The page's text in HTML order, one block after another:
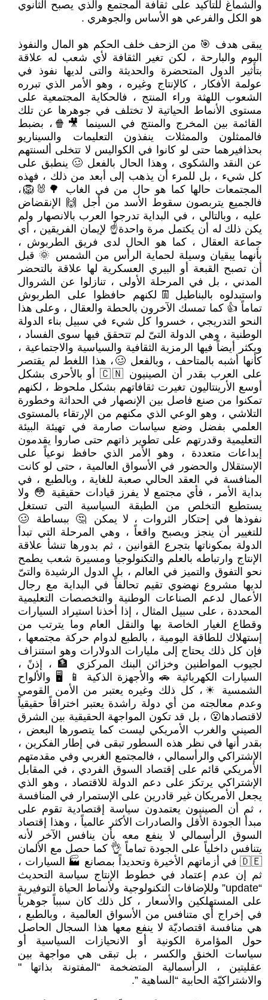
والشماغ للتأكيد على ثقافة المجتمع والذي يصبح الثانوي
هو الكل والفرعي هو الأساس والجوهري .
يبقى هدف 🎯 من الزحف خلف الحكم هو المال والنفوذ
اليوم والبارحة ، لكن تغير الثقافة لأي شعب له علاقة
بتأثير الدول المتحضرة والحديثة والتى لديها نفوذ في
عولمة الأفكار ، كالإنتاج وغيره ، وهو الأمر الذي تبرره
الشعوب اللهثة وراء المنتج ، فالحكاية المجتمعية على
مستوى الأنماط الحياتية لا تختلف في جوهرها عن تلك
القائمة بين المخرج والمنتج في السينما 🎥🍿، بضبط
فالممثلون والممثلات ينفذون التعليمات والسيناريو
بحذافيرهما حتى لو كانوا في الكواليس لا تتخلى ألسنتهم
عن النقد والشكوى ، وهذا الحال بالفعل 🥴 ينطبق على
كل شيء ، بل للمرء أن يذهب إلى أبعد من ذلك ، فهذه
المجتمعات حالها كما هو حال من في الغاب 🌳🐰🦁،
فالجميع يتربصون سقوط الأسد من أجل 🙌 الإنقضاض
عليه ، وبالتالي ، في البداية تدرجوا العرب بالانصهار ولم
يكن ذلك له أن يكتمل مرة واحدة☝ لإيمان الفريقين ، أي
جماعة العقال ، كما هو الحال لدى فريق الطربوش ،
بأنهما يبقيان وسيلة لحماية الرأس من الشمس 🌞 قبل
أن تصبح القبعة أو البيري العسكرية لها علاقة بالتحضر
المدني ، بل في المرحلة الأولى ، تنازلوا عن الشروال
واستبدلوه بالبناطيل👖لكنهم حافظوا على الطربوش
تماماً 👍 كما تمسك الآخرون بالحطة والعقال ، وعلى هذا
النحو التدريجي ، خسروا كل شيء في سبيل بناء الدولة
الوطنية ، وهي الدولة التىّ لم تتحقق فيها سوى الفساد ،
ويكثر أيضاً فيها الرمزية الثقافية والسياسية والاجتماعية ،
كأنها أشبه بالمتاحف ، وبالفعل 🥴، هذا اللغط لم يقتصر
على العرب بقدر أن الصينيون 🇨🇳 أو بالأحرى بشكل
أوسع الأرينتاليون تغيرت ثقافاتهم بشكل ملحوظ ، لكنهم
تمكنوا من صنع فاصل بين الإنصهار في الحداثة وخطورة
التلاشي ، وهو الوعي الذي مكنهم من الإرتقاء بالمستوى
العلمي بفضل وضع سياسات صارمة في تهيئة البيئة
التعليمية وقدرتهم على تطوير ذاتهم حتى صاروا يقدمون
إبداعات متعددة ، وهو الأمر الذي حافظ نوعياً على
الإستقلال والحضور في الأسواق العالمية ، حتى لو كانت
المنافسة في العقد الحالي صعبة للغاية ، وبالطبع ، في
بداية الأمر ، فأي مجتمع لا يفرز قيادات حقيقية 😳 ولا
يستطيع التخلص من الطبقة السياسية التى تستغل
نفوذها في إحتكار الثروات ، لا يمكن 🤔 ببساطة 🥴
للتغيير أن ينجز ويصبح واقعاً ، وهي المرحلة التي تبدأ
الدولة بمكوناتها بتجرع القوانين ، ثم بدورها تنشأ علاقة
الإنتاج وارتباطه بالعلم والتكنولوجيا ومسيرة شعب يطمح
نحو التفوق والتميز في العالم ، بل الدول الرشيدة والتىّ
لديها مشروع نهضوي تقيم تحالفاً في البداية مع رجال
الأعمال لدعم الصناعات الوطنية والتخصصات التعليمية
المحددة ، على سبيل المثال ، إذا أخذنا استيراد السيارات
وقطاع الغيار الخاصة بها والنقل العام وما يترتب من
إستهلاك للطاقة اليومية ، بالطبع لدوام حركة مجتمعها ،
فإن كل ذلك يحتاج إلى مليارات الدولارات وهو استنزاف
لجيوب المواطنين وخزائن البنك المركزي 🏦 ، إذنً ،
السيارات الكهربائية 🚗 والأجهزة الذكية 📱 🖥 والألواح
الشمسية ☀، كل ذلك وغيره يعتبر من الأمن القومي
وعدم معالجته من أي دولة راشدة يعتبر اختراقاً حقيقياً
لاقتصادها😮 ، بل قد تكون المواجهة الحقيقية بين الشرق
الصيني والغرب الأمريكي ليست كما يتصورها البعض ،
بقدر أنها في نظر هذه السطور تبقى في إطار الفكرين ،
الإشتراكي والرأسمالي ، فالمجتمع الغربي وفي مقدمتهم
الأمريكي قائم على إقتصاد السوق الفردي ، في المقابل
الإشتراكي يرتكز على دعم الدولة للاقتصاد ، وهو الذي
يجعل الأمريكان غير قادرين على الإستمرار في المنافسة
، ثم أن الصينيون يعتمدون سياسة إقتصادية تقوم على
مبدأ الجودة الأقل والصادرات الأكثر عالمياً ، وهذا إقتصاد
السوق الرأسمالي لا ينفع معه بأن ينافس الآخر لأنه
يتنافس داخلياً على الجودة تماماً 👌 كما حصل مع الألمان
🇩🇪 في أزماتهم الأخيرة وتحديداً بمصانع 🏭 السيارات ،
ثم إن عدم إعتماد في خطوط الإنتاج سياسة التحديث
“update” وللإضافات التكنولوجية ولأنماط الحياة التوفيرية
على المستهلكين والأسعار ، كل ذلك كان سبباً جوهرياً
في إخراج أي متنافس من الأسواق العالمية ، وبالطبع ،
هي منافسة اقتصاديّة لا ينفع معها هذا السجال الحاصل
حول المؤامرة الكونية أو الانحيازات السياسية أو
سياسات الخنق والكسر ، بل تبقى هي مواجهة بين
عقليتين ، الرأسمالية المتضخمة “المفتونة بذاتها "
والاشتراكيّة الحابية “الساهية ”.